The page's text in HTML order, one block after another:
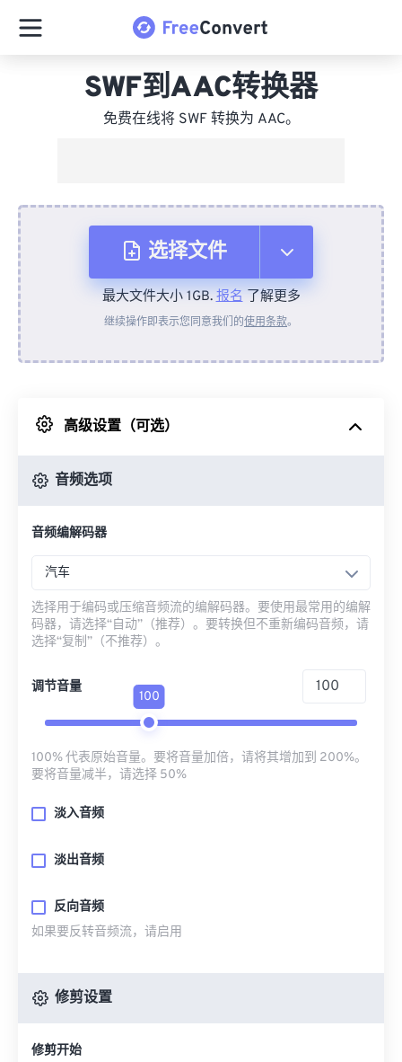
SWF到AAC转换器
免费在线将 SWF 转换为 AAC。
选择文件
从设备
来自 Google Drive
最大文件大小 1GB.报名了解更多
继续操作即表示您同意我们的使用条款。
高级设置（可选）
音频选项
音频编解码器
汽车
选择用于编码或压缩音频流的编解码器。要使用最常用的编解
码器，请选择“自动”（推荐）。要转换但不重新编码音频，请
选择“复制”（不推荐）。
调节音量
100
100% 代表原始音量。要将音量加倍，请将其增加到 200%。
要将音量减半，请选择 50%
淡入音频
淡出音频
反向音频
如果要反转音频流，请启用
修剪设置
修剪开始